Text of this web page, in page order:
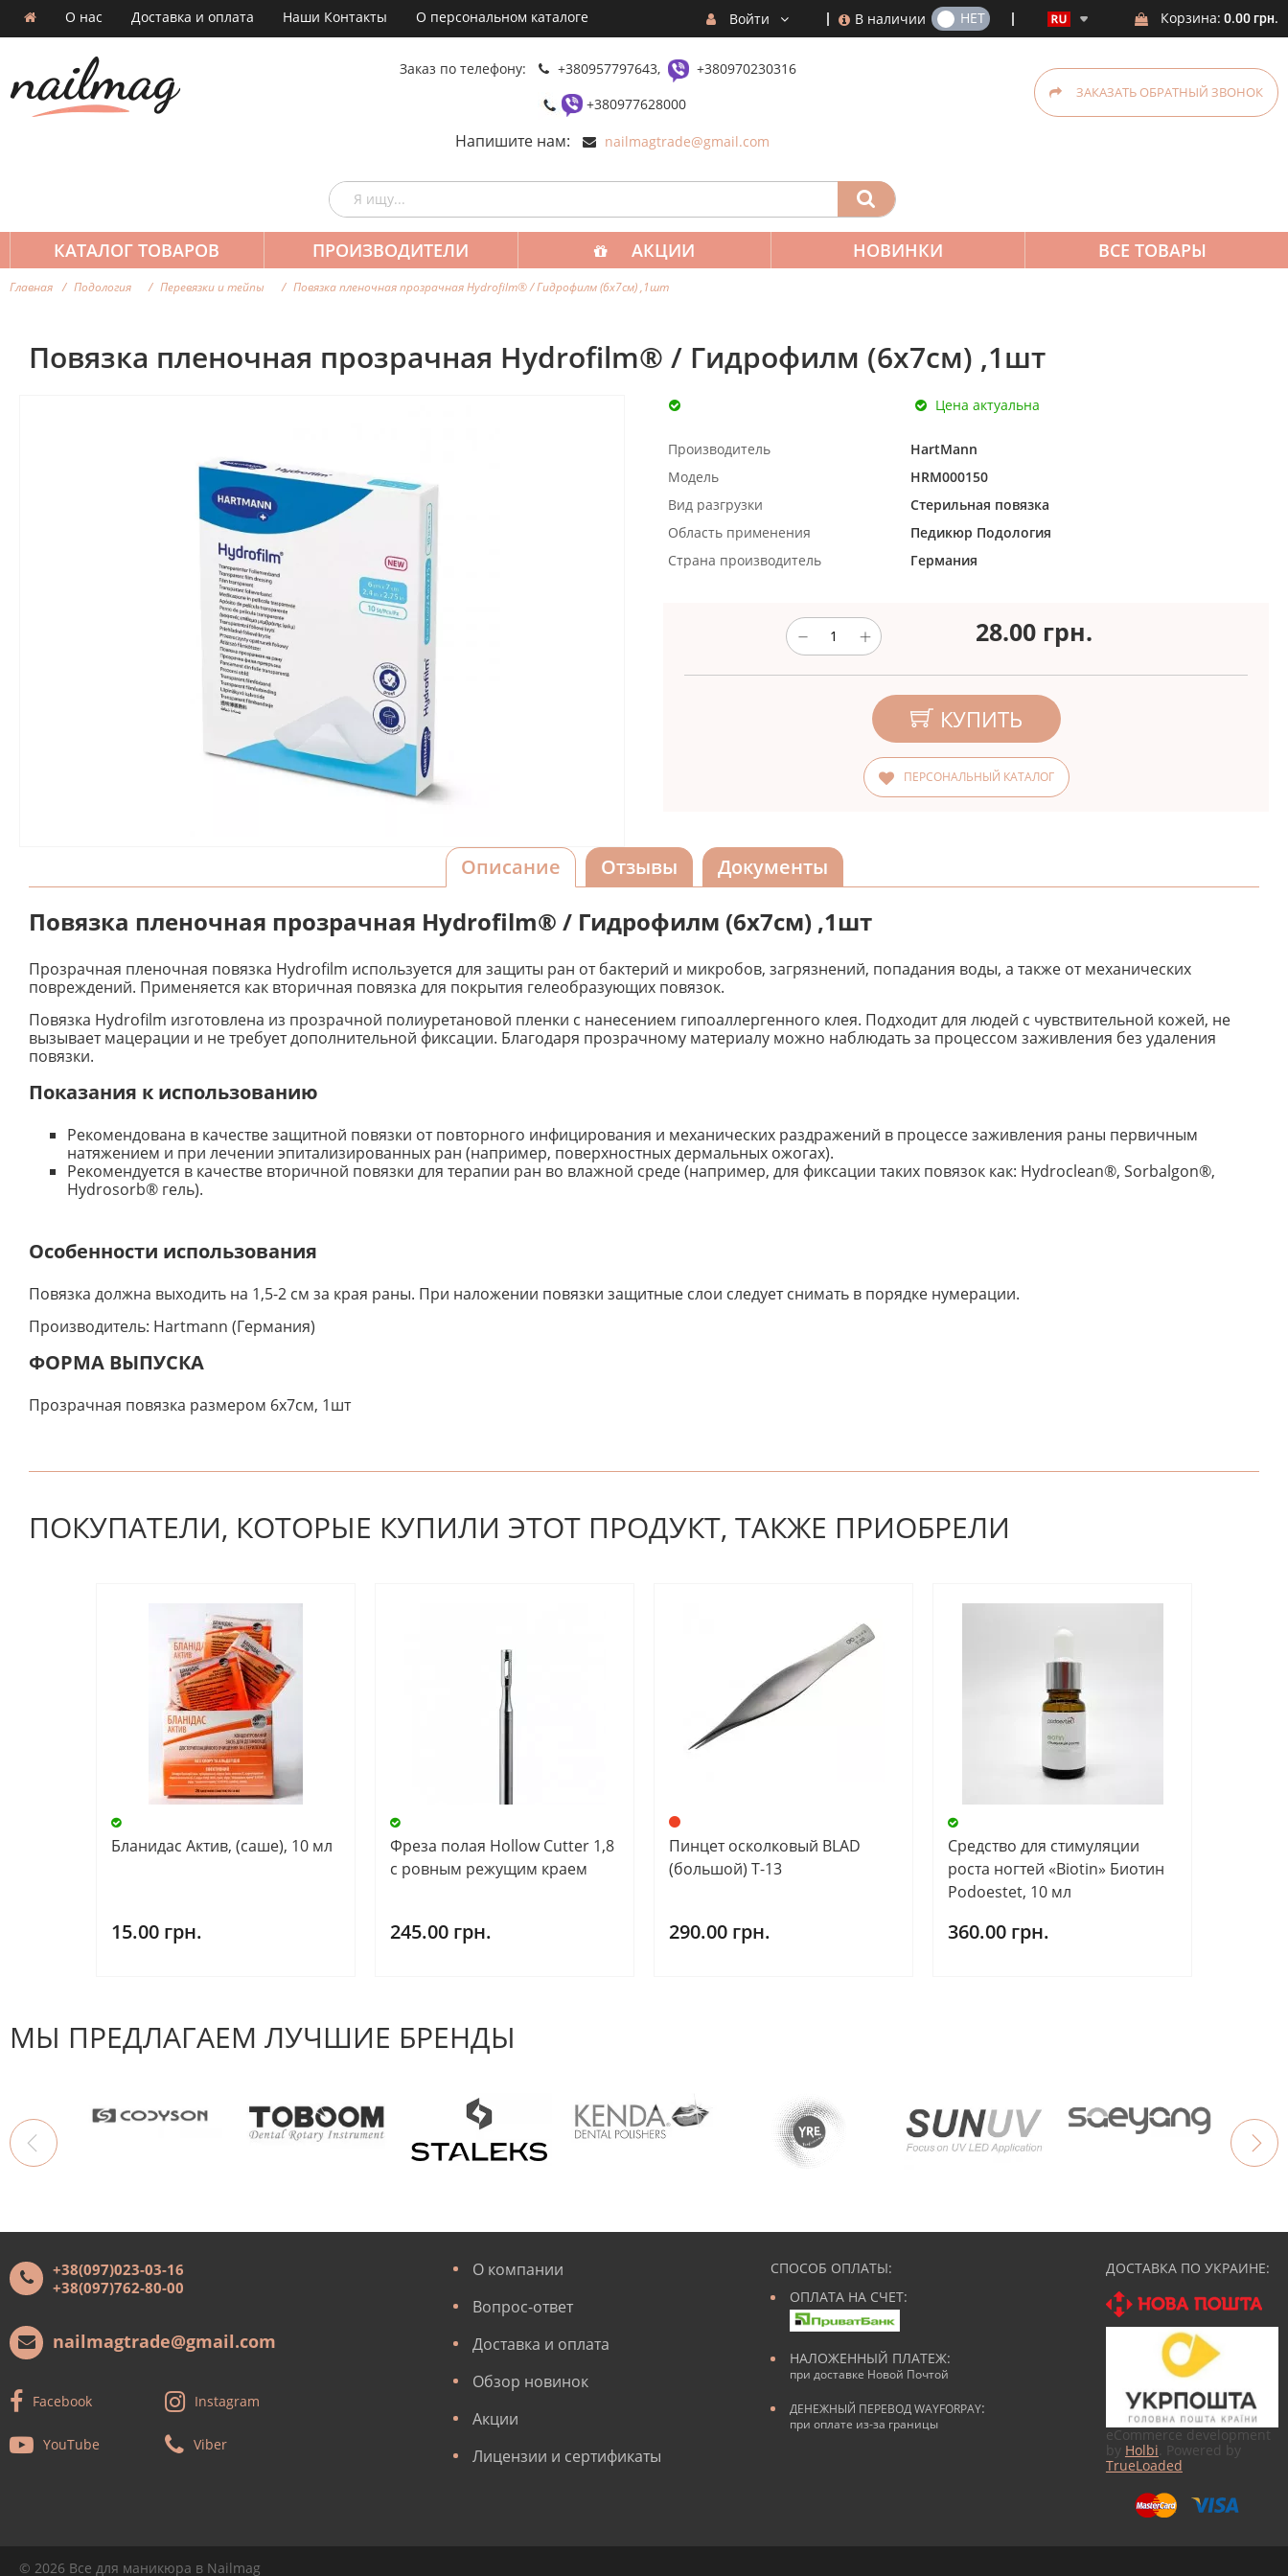
О нас Доставка и оплата Наши Контакты О персональном каталоге Корзина: 0.00 грн.
В наличии
ДА НЕТ
Войти
Заказ по телефону: +380957797643,
+380970230316
+380977628000
Напишите нам: nailmagtrade@gmail.com
ЗАКАЗАТЬ ОБРАТНЫЙ ЗВОНОК
КАТАЛОГ ТОВАРОВ ПРОИЗВОДИТЕЛИ АКЦИИ НОВИНКИ ВСЕ ТОВАРЫ
Главная Подология Перевязки и тейпы Повязка пленочная прозрачная Hydrofilm® / Гидрофилм (6х7см) ,1шт
Повязка пленочная прозрачная Hydrofilm® / Гидрофилм (6х7см) ,1шт
Цена актуальна
Производитель
HartMann
Модель
HRM000150
Вид разгрузки
Стерильная повязка
Область применения
Педикюр Подология
Страна производитель
Германия
28.00 грн.
КУПИТЬ
ПЕРСОНАЛЬНЫЙ КАТАЛОГ
Описание Отзывы Документы
Повязка пленочная прозрачная Hydrofilm® / Гидрофилм (6х7см) ,1шт
Прозрачная пленочная повязка Hydrofilm используется для защиты ран от бактерий и микробов, загрязнений, попадания воды, а также от механических
повреждений. Применяется как вторичная повязка для покрытия гелеобразующих повязок.
Повязка Hydrofilm изготовлена ​​из прозрачной полиуретановой пленки с нанесением гипоаллергенного клея. Подходит для людей с чувствительной кожей, не
вызывает мацерации и не требует дополнительной фиксации. Благодаря прозрачному материалу можно наблюдать за процессом заживления без удаления
повязки.
Показания к использованию
Рекомендована в качестве защитной повязки от повторного инфицирования и механических раздражений в процессе заживления раны первичным
натяжением и при лечении эпитализированных ран (например, поверхностных дермальных ожогах).
Рекомендуется в качестве вторичной повязки для терапии ран во влажной среде (например, для фиксации таких повязок как: Hydroclean®, Sorbalgon®,
Hydrosorb® гель).
Особенности использования
Повязка должна выходить на 1,5-2 см за края раны. При наложении повязки защитные слои следует снимать в порядке нумерации.
Производитель: Hartmann (Германия)
ФОРМА ВЫПУСКА
Прозрачная повязка размером 6х7см, 1шт
К настоящему времени нет отзывов. Вы можете стать первым! Будьте первым, кто напишет отзыв.
ПОКУПАТЕЛИ, КОТОРЫЕ КУПИЛИ ЭТОТ ПРОДУКТ, ТАКЖЕ ПРИОБРЕЛИ
Бланидас Актив, (саше), 10 мл
15.00 грн.
Фреза полая Hollow Cutter 1,8
с ровным режущим краем
245.00 грн.
Пинцет осколковый BLAD
(большой) Т-13
290.00 грн.
Средство для стимуляции
роста ногтей «Biotin» Биотин
Podoestet, 10 мл
360.00 грн.
МЫ ПРЕДЛАГАЕМ ЛУЧШИЕ БРЕНДЫ
+38(097)023-03-16
+38(097)762-80-00
nailmagtrade@gmail.com
Facebook Instagram
YouTube Viber
О компании
Вопрос-ответ
Доставка и оплата
Обзор новинок
Акции
Лицензии и сертификаты
СПОСОБ ОПЛАТЫ:
ОПЛАТА НА СЧЕТ:
НАЛОЖЕННЫЙ ПЛАТЕЖ:
при доставке Новой Почтой
ДЕНЕЖНЫЙ ПЕРЕВОД WAYFORPAY:
при оплате из-за границы
ДОСТАВКА ПО УКРАИНЕ:
eCommerce development
by Holbi . Powered by
TrueLoaded
© 2026 Все для маникюра в Nailmag